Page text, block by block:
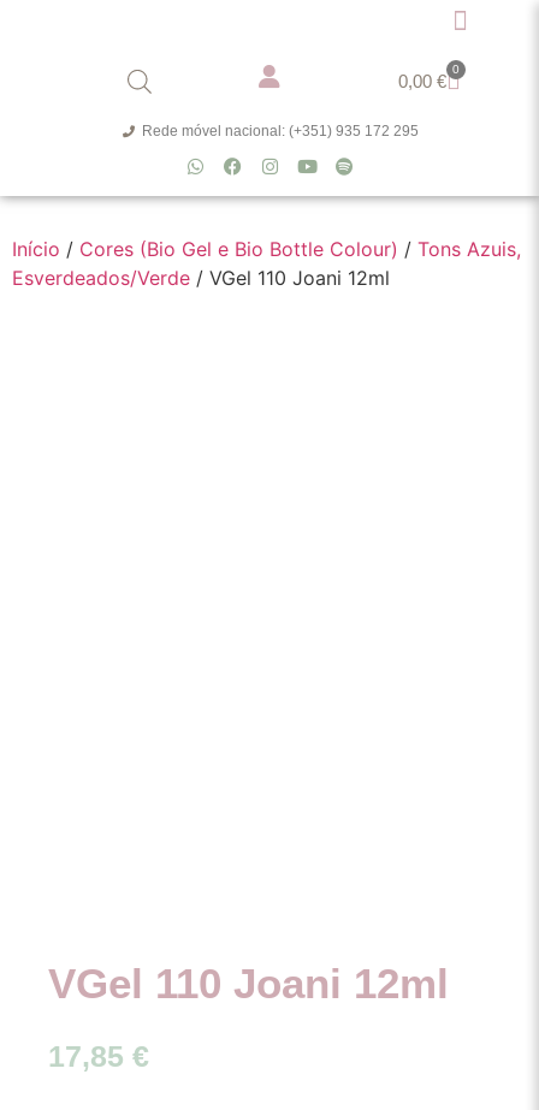
0,00€
0
Rede móvel nacional: (+351) 935 172 295
Início / Cores (Bio Gel e Bio Bottle Colour) / Tons Azuis,
Esverdeados/Verde / VGel 110 Joani 12ml
VGel 110 Joani 12ml
17,85 €